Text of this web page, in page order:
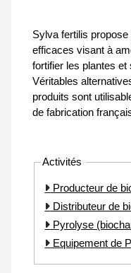
Sylva fertilis
efficaces visant à
fortifier les plantes
Véritables
produits sont
de fabrication
Activités
Producteur de
Distributeur de
Pyrolyse
Equipement de